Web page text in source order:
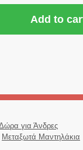
Add to
για Άνδρες
Μεταξωτά Μαντηλάκια